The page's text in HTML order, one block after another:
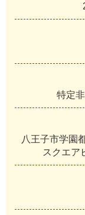
特定
八王子市学
スクエア